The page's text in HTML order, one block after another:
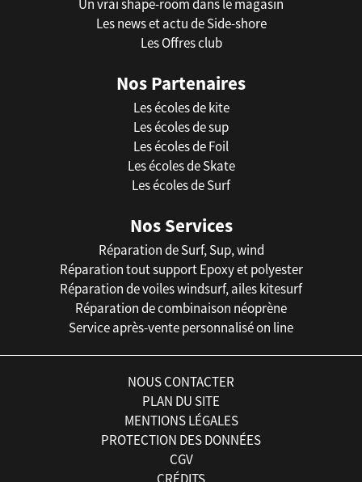
Un vrai shape-room dans le magasin
Les news et actu de Side-shore
Les Offres club
Nos Partenaires
Les écoles de kite
Les écoles de sup
Les écoles de Foil
Les écoles de Skate
Les écoles de Surf
Nos Services
Réparation de Surf, Sup, wind
Réparation tout support Epoxy et polyester
Réparation de voiles windsurf, ailes kitesurf
Réparation de combinaison néoprène
Service après-vente personnalisé on line
NOUS CONTACTER
PLAN DU SITE
MENTIONS LÉGALES
PROTECTION DES DONNÉES
CGV
CRÉDITS